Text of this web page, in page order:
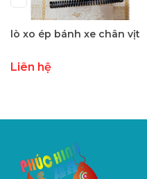
lò xo ép bánh xe chân vịt
Liên hệ